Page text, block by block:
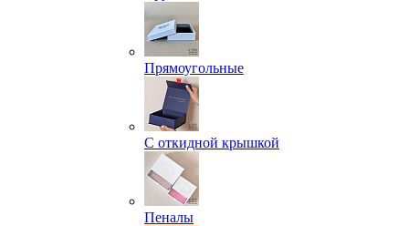
Прямоугольные
С откидной крышкой
Пеналы